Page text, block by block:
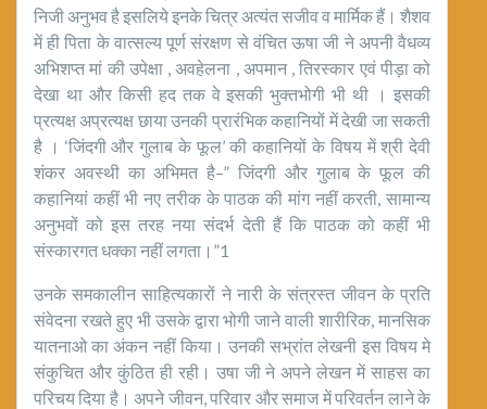
निजी अनुभव है इसलिये इनके चित्र अत्यंत सजीव व मार्मिक हैं। शैशव
में ही पिता के वात्सल्य पूर्ण संरक्षण से वंचित ऊषा जी ने अपनी वैधव्य
अभिशप्त मां की उपेक्षा , अवहेलना , अपमान , तिरस्कार एवं पीड़ा को
देखा था और किसी हद तक वे इसकी भुक्तभोगी भी थी । इसकी
प्रत्यक्ष अप्रत्यक्ष छाया उनकी प्रारंभिक कहानियों में देखी जा सकती
है । ‘जिंदगी और गुलाब के फूल’ की कहानियों के विषय में श्री देवी
शंकर अवस्थी का अभिमत है–” जिंदगी और गुलाब के फूल की
कहानियां कहीं भी नए तरीक के पाठक की मांग नहीं करती, सामान्य
अनुभवों को इस तरह नया संदर्भ देती हैं कि पाठक को कहीं भी
संस्कारगत धक्का नहीं लगता।”1
उनके समकालीन साहित्यकारों ने नारी के संत्रस्त जीवन के प्रति
संवेदना रखते हुए भी उसके द्वारा भोगी जाने वाली शारीरिक, मानसिक
यातनाओ का अंकन नहीं किया। उनकी सभ्रांत लेखनी इस विषय मे
संकुचित और कुंठित ही रही। उषा जी ने अपने लेखन में साहस का
परिचय दिया है। अपने जीवन, परिवार और समाज में परिवर्तन लाने के